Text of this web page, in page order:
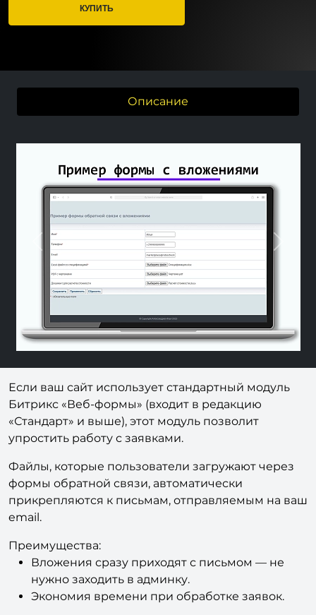
КУПИТЬ
Описание
Previous Next
Если ваш сайт использует стандартный модуль
Битрикс «Веб-формы» (входит в редакцию
«Стандарт» и выше), этот модуль позволит
упростить работу с заявками.
Файлы, которые пользователи загружают через
формы обратной связи, автоматически
прикрепляются к письмам, отправляемым на ваш
email.
Преимущества:
Вложения сразу приходят с письмом — не
нужно заходить в админку.
Экономия времени при обработке заявок.